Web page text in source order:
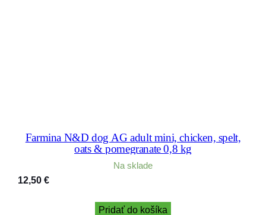
Farmina N&D dog AG adult mini, chicken, spelt,
oats & pomegranate 0,8 kg
Na sklade
12,50 €
Pridať do košíka